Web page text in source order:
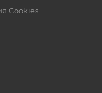
Cookies